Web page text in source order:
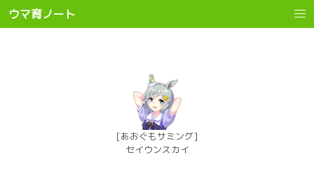
ウマ育ノート
[あおぐもサミング]
セイウンスカイ